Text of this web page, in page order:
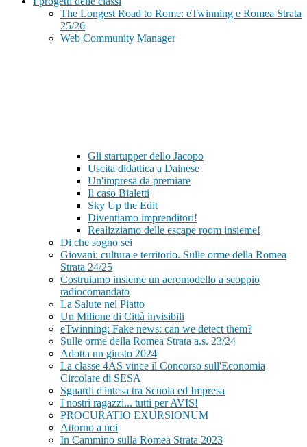
The Longest Road to Rome: eTwinning e Romea Strata
25/26
Web Community Manager
Gli startupper dello Jacopo
Uscita didattica a Dainese
Un'impresa da premiare
Il caso Bialetti
Sky Up the Edit
Diventiamo imprenditori!
Realizziamo delle escape room insieme!
Di che sogno sei
Giovani: cultura e territorio. Sulle orme della Romea
Strata 24/25
Costruiamo insieme un aeromodello a scoppio
radiocomandato
La Salute nel Piatto
Un Milione di Città invisibili
eTwinning: Fake news: can we detect them?
Sulle orme della Romea Strata a.s. 23/24
Adotta un giusto 2024
La classe 4AS vince il Concorso sull'Economia
Circolare di SESA
Sguardi d'intesa tra Scuola ed Impresa
I nostri ragazzi... tutti per AVIS!
PROCURATIO EXURSIONUM
Attorno a noi
In Cammino sulla Romea Strata 2023